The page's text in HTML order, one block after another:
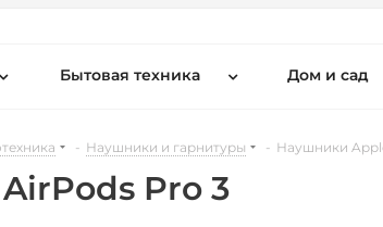
Бытовая техника Дом и сад
- Наушники и гарнитуры - Наушники
Pro 3